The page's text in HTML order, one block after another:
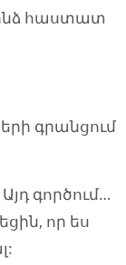
հաստատ
գրանցում
գործում…
որ ես